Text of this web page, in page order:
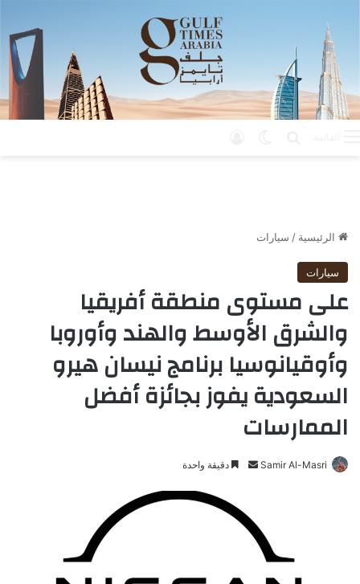
الرئيسية / سيارات
سيارات
على مستوى منطقة أفريقيا
والشرق الأوسط والهند وأوروبا
وأوقيانوسيا برنامج نيسان هيرو
السعودية يفوز بجائزة أفضل
الممارسات
Samir Al-Masri
ل
دقيقة واحدة